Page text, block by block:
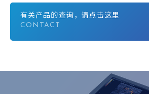
有关产品的查询，请点击这里